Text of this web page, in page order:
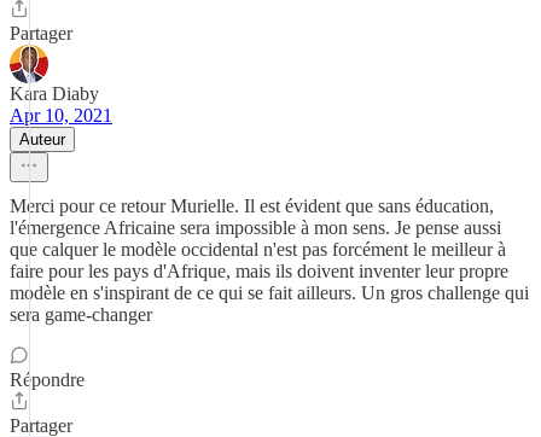
Partager
Kara Diaby
Apr 10, 2021
Auteur
Merci pour ce retour Murielle. Il est évident que sans éducation,
l'émergence Africaine sera impossible à mon sens. Je pense aussi
que calquer le modèle occidental n'est pas forcément le meilleur à
faire pour les pays d'Afrique, mais ils doivent inventer leur propre
modèle en s'inspirant de ce qui se fait ailleurs. Un gros challenge qui
sera game-changer
Répondre
Partager